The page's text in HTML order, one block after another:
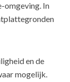
omgeving. In
en de
mogelijk.